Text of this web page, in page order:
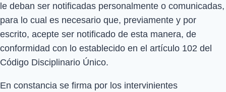
le deban ser notificadas personalmente o comunicadas,
para lo cual es necesario que, previamente y por
escrito, acepte ser notificado de esta manera, de
conformidad con lo establecido en el artículo 102 del
Código Disciplinario Único.
En constancia se firma por los intervinientes